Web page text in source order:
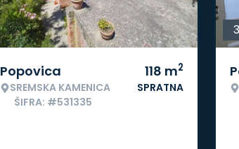
Popovica
SREMSKA KAMENICA
ŠIFRA: #531335
118 m2
SPRATNA